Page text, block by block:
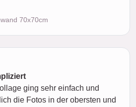
70x70cm
ging sehr einfach und
die Fotos in der obersten und